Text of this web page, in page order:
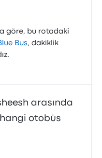
göre, bu rotadaki
Bus, dakiklik
arasında
otobüs